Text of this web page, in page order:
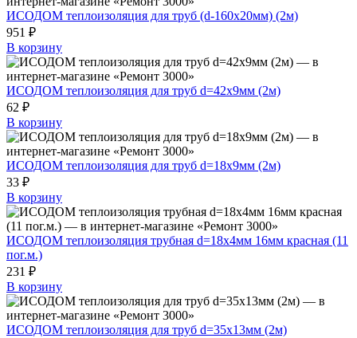
ИСОДОМ теплоизоляция для труб (d-160х20мм) (2м)
951 ₽
В корзину
ИСОДОМ теплоизоляция для труб d=42х9мм (2м)
62 ₽
В корзину
ИСОДОМ теплоизоляция для труб d=18х9мм (2м)
33 ₽
В корзину
ИСОДОМ теплоизоляция трубная d=18х4мм 16мм красная (11
пог.м.)
231 ₽
В корзину
ИСОДОМ теплоизоляция для труб d=35х13мм (2м)